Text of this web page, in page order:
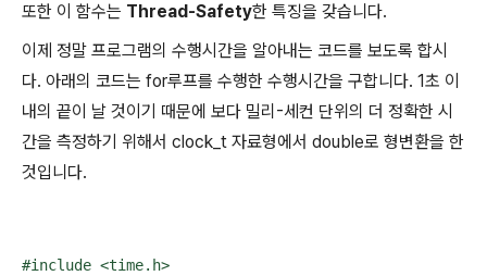
또한 이 함수는 Thread-Safety한 특징을 갖습니다.
이제 정말 프로그램의 수행시간을 알아내는 코드를 보도록 합시
다. 아래의 코드는 for루프를 수행한 수행시간을 구합니다. 1초 이
내의 끝이 날 것이기 때문에 보다 밀리-세컨 단위의 더 정확한 시
간을 측정하기 위해서 clock_t 자료형에서 double로 형변환을 한
것입니다.
#include <time.h>